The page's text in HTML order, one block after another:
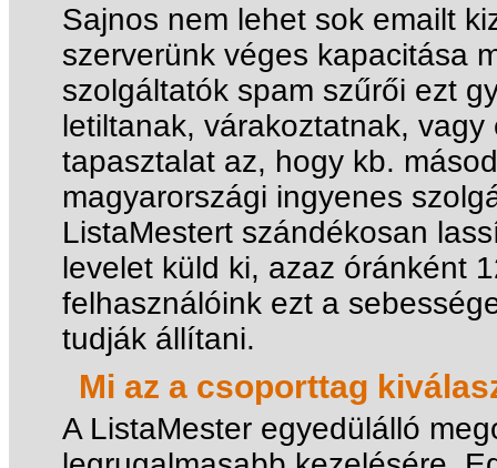
Sajnos nem lehet sok emailt
szerverünk véges kapacitása
szolgáltatók spam szűrői ezt
letiltanak, várakoztatnak,
tapasztalat az, hogy kb.
magyarországi ingyenes
ListaMestert szándékosan
levelet küld ki, azaz óránként
felhasználóink ezt a
tudják állítani.
Mi az a csoporttag
A ListaMester egyedülálló